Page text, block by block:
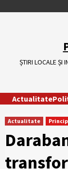
ȘTIRI LOCALE ȘI
Actualitate
Actualitate